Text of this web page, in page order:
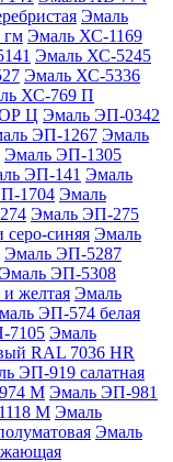
Эмаль
гм Эмаль ХС-1169
Эмаль ХС-5245
Эмаль ХС-5336
ХС-769 П
Ц Эмаль ЭП-0342
ЭП-1267 Эмаль
Эмаль ЭП-1305
ЭП-141 Эмаль
1704 Эмаль
Эмаль ЭП-275
синяя Эмаль
Эмаль ЭП-5287
Эмаль ЭП-5308
желтая Эмаль
ЭП-574 белая
7105 Эмаль
RAL 7036 HR
ЭП-919 салатная
М Эмаль ЭП-981
М Эмаль
Эмаль